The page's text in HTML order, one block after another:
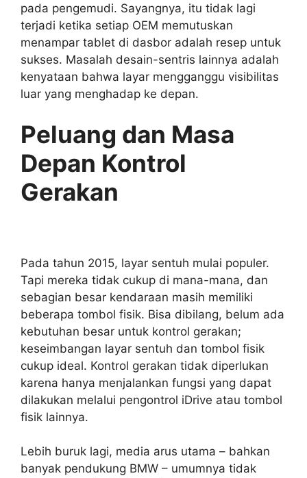
pada pengemudi. Sayangnya, itu tidak lagi
terjadi ketika setiap OEM memutuskan
menampar tablet di dasbor adalah resep untuk
sukses. Masalah desain-sentris lainnya adalah
kenyataan bahwa layar mengganggu visibilitas
luar yang menghadap ke depan.
Peluang dan Masa
Depan Kontrol
Gerakan
Pada tahun 2015, layar sentuh mulai populer.
Tapi mereka tidak cukup di mana-mana, dan
sebagian besar kendaraan masih memiliki
beberapa tombol fisik. Bisa dibilang, belum ada
kebutuhan besar untuk kontrol gerakan;
keseimbangan layar sentuh dan tombol fisik
cukup ideal. Kontrol gerakan tidak diperlukan
karena hanya menjalankan fungsi yang dapat
dilakukan melalui pengontrol iDrive atau tombol
fisik lainnya.
Lebih buruk lagi, media arus utama – bahkan
banyak pendukung BMW – umumnya tidak